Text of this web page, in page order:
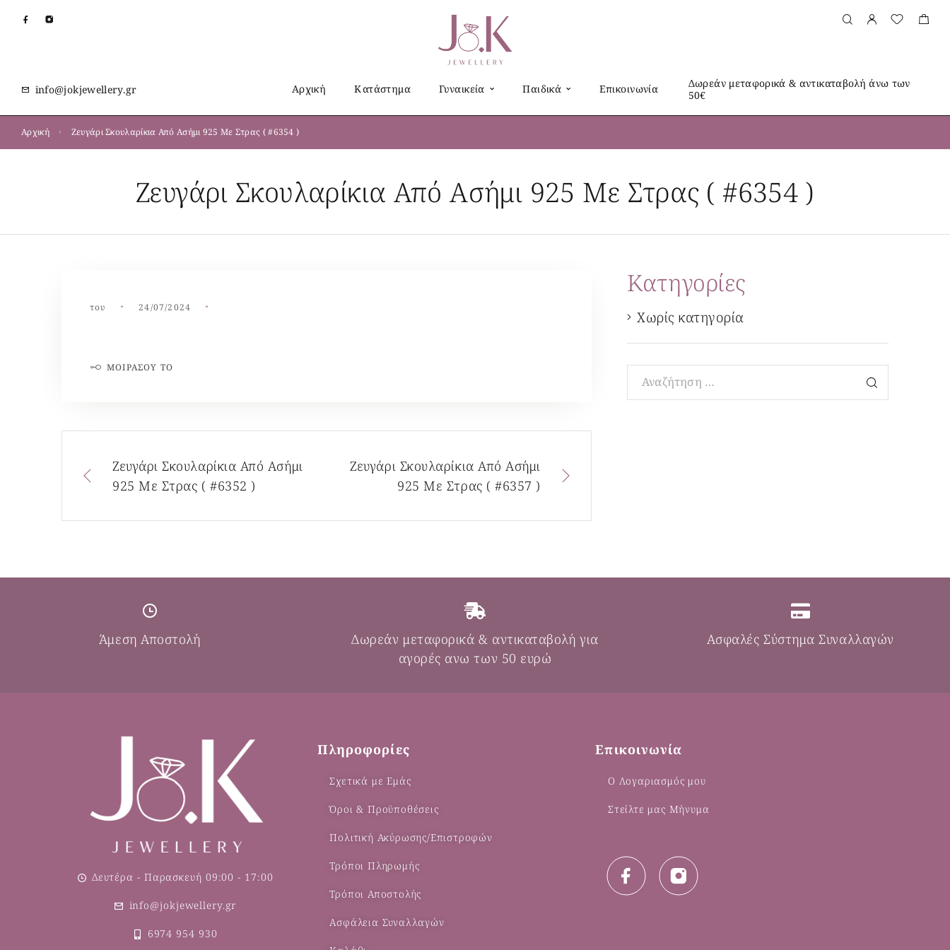
info@jokjewellery.gr Αρχική Κατάστημα Γυναικεία Παιδικά Επικοινωνία
Δωρεάν μεταφορικά & αντικαταβολή άνω των
50€
Αρχική Ζευγάρι Σκουλαρίκια Από Ασήμι 925 Με Στρας ( #6354 )
Ζευγάρι Σκουλαρίκια Από Ασήμι 925 Με Στρας ( #6354 )
του 24/07/2024
ΜΟΙΡΆΣΟΥ ΤΟ
Ζευγάρι Σκουλαρίκια Από Ασήμι
925 Με Στρας ( #6352 )
Ζευγάρι Σκουλαρίκια Από Ασήμι
925 Με Στρας ( #6357 )
Kατηγορίες
Χωρίς κατηγορία
Άμεση Αποστολή
Δωρεάν μεταφορικά & αντικαταβολή για
αγορές ανω των 50 ευρώ
Ασφαλές Σύστημα Συναλλαγών
Δευτέρα - Παρασκευή 09:00 - 17:00
info@jokjewellery.gr
6974 954 930
Πληροφορίες
Σχετικά με Εμάς
Όροι & Προϋποθέσεις
Πολιτική Ακύρωσης/Επιστροφών
Τρόποι Πληρωμής
Τρόποι Αποστολής
Ασφάλεια Συναλλαγών
Επικοινωνία
Ο Λογαριασμός μου
Στείλτε μας Μήνυμα